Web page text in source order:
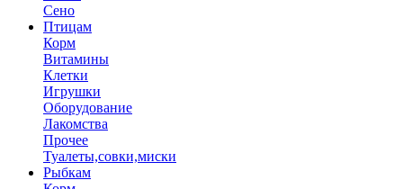
Сено
Птицам
Корм
Витамины
Клетки
Игрушки
Оборудование
Лакомства
Прочее
Туалеты,совки,миски
Рыбкам